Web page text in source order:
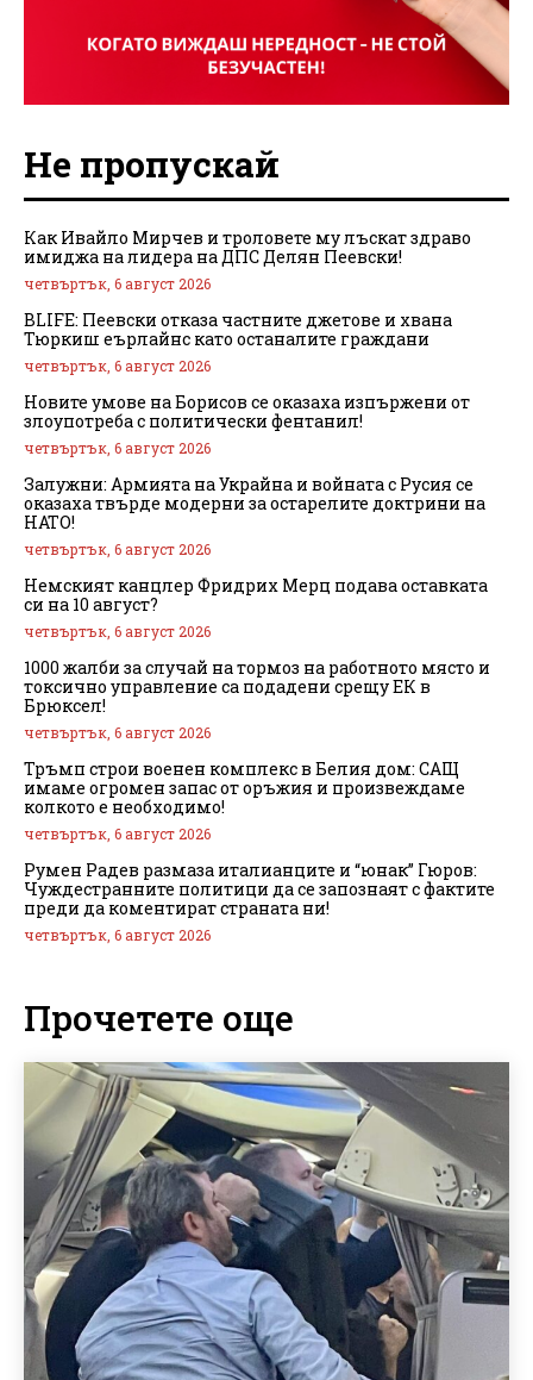
Не пропускай
Как Ивайло Мирчев и троловете му лъскат здраво
имиджа на лидера на ДПС Делян Пеевски!
четвъртък, 6 август 2026
BLIFE: Пеевски отказа частните джетове и хвана
Тюркиш еърлайнс като останалите граждани
четвъртък, 6 август 2026
Новите умове на Борисов се оказаха изпържени от
злоупотреба с политически фентанил!
четвъртък, 6 август 2026
Залужни: Армията на Украйна и войната с Русия се
оказаха твърде модерни за остарелите доктрини на
НАТО!
четвъртък, 6 август 2026
Немският канцлер Фридрих Мерц подава оставката
си на 10 август?
четвъртък, 6 август 2026
1000 жалби за случай на тормоз на работното място и
токсично управление са подадени срещу ЕК в
Брюксел!
четвъртък, 6 август 2026
Тръмп строи военен комплекс в Белия дом: САЩ
имаме огромен запас от оръжия и произвеждаме
колкото е необходимо!
четвъртък, 6 август 2026
Румен Радев размаза италианците и “юнак” Гюров:
Чуждестранните политици да се запознаят с фактите
преди да коментират страната ни!
четвъртък, 6 август 2026
Прочетете още